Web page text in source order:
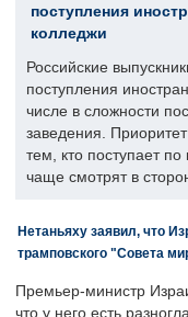
поступления
колледжи
Российские
поступления
числе в сложности
заведения.
тем, кто поступает по
чаще смотрят в
Нетаньяху заявил, что
трамповского "Совета
Премьер-министр
что у него есть